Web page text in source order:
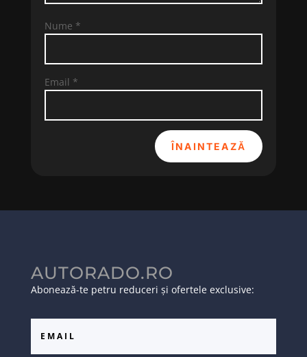
Nume *
Email *
ÎNAINTEAZĂ
AUTORADO.RO
Abonează-te petru reduceri și ofertele exclusive: